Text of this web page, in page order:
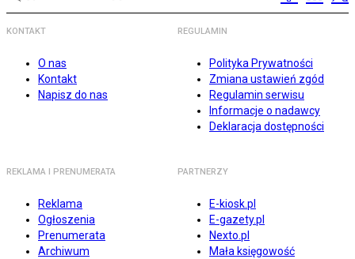
KONTAKT
O nas
Kontakt
Napisz do nas
REGULAMIN
Polityka Prywatności
Zmiana ustawień zgód
Regulamin serwisu
Informacje o nadawcy
Deklaracja dostępności
REKLAMA I PRENUMERATA
Reklama
Ogłoszenia
Prenumerata
Archiwum
PARTNERZY
E-kiosk.pl
E-gazety.pl
Nexto.pl
Mała księgowość